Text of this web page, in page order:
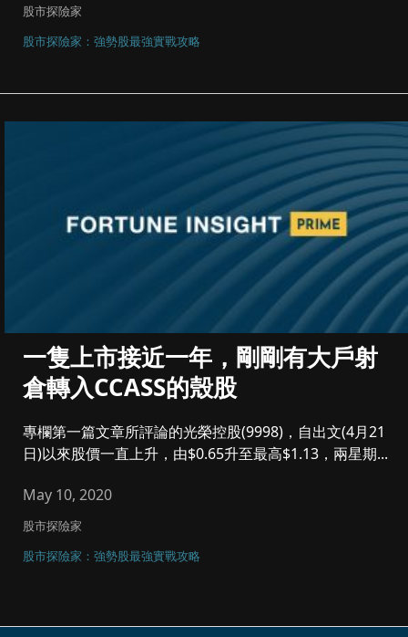
股市探險家
股市探險家：強勢股最強實戰攻略
一隻上市接近一年，剛剛有大戶射
倉轉入CCASS的殼股
專欄第一篇文章所評論的光榮控股(9998)，自出文(4月21
日)以來股價一直上升，由$0.65升至最高$1.13，兩星期...
May 10, 2020
股市探險家
股市探險家：強勢股最強實戰攻略